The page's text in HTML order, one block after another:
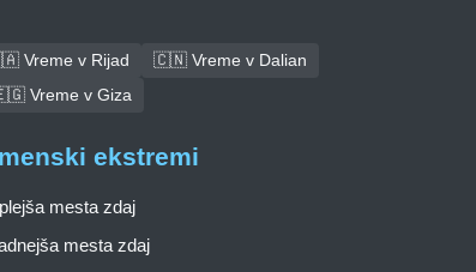
Vreme v Rijad
🇨🇳 Vreme v Dalian
Vreme v Giza
ekstremi
mesta zdaj
mesta zdaj